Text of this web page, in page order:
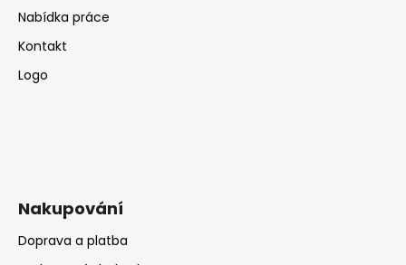
Nabídka práce
Kontakt
Logo
Nakupování
Doprava a platba